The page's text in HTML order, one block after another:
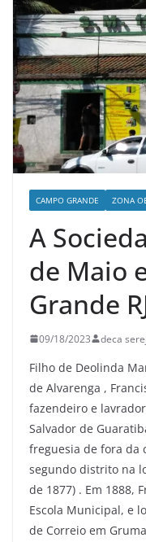
CAMPO GRANDE ZONA
A
de Maio
Grande
09/18/2023 deca
Filho de Deolinda
de Alvarenga ,
fazendeiro e
Salvador de
freguesia de fora da
segundo distrito na
de 1877) . Em 1888,
Escola Municipal, e
de Correio em